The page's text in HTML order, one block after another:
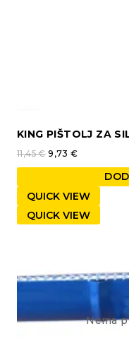
KING PIŠTOLJ ZA
11,45€ 9,73€
QUICK VIEW
QUICK VIEW
Nema